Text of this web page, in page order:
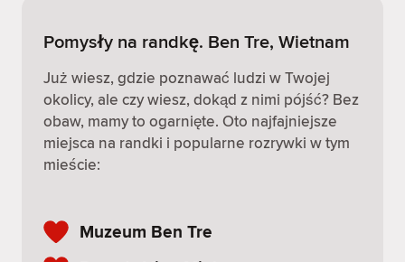
Pomysły na randkę. Ben Tre, Wietnam
Już wiesz, gdzie poznawać ludzi w Twojej
okolicy, ale czy wiesz, dokąd z nimi pójść? Bez
obaw, mamy to ogarnięte. Oto najfajniejsze
miejsca na randki i popularne rozrywki w tym
mieście:
Muzeum Ben Tre